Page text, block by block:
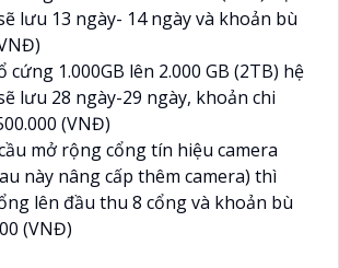
lưu 13 ngày- 14 ngày và khoản bù
1.000GB lên 2.000 GB (2TB) hệ
lưu 28 ngày-29 ngày, khoản chi
(VNĐ)
mở rộng cổng tín hiệu camera
này nâng cấp thêm camera) thì
lên đầu thu 8 cổng và khoản bù
(VNĐ)